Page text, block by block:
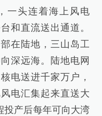
一头连着海上风电
和直流送出通道。
在陆地，三山岛工
深远海。陆地电网
电送进千家万户，
电汇集起来直送大
投产后每年可向大湾